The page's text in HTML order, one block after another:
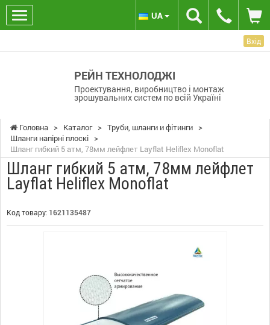
Вхід
РЕЙН ТЕХНОЛОДЖІ
Проектування, виробництво і монтаж
зрошувальних систем по всій Україні
UA
Головна > Каталог > Труби, шланги и фітинги >
Шланги напірні плоскі >
Шланг гибкий 5 атм, 78мм лейфлет Layflat Heliflex Monoflat
Шланг гибкий 5 атм, 78мм лейфлет
Layflat Heliflex Monoflat
Код товару: 1621135487